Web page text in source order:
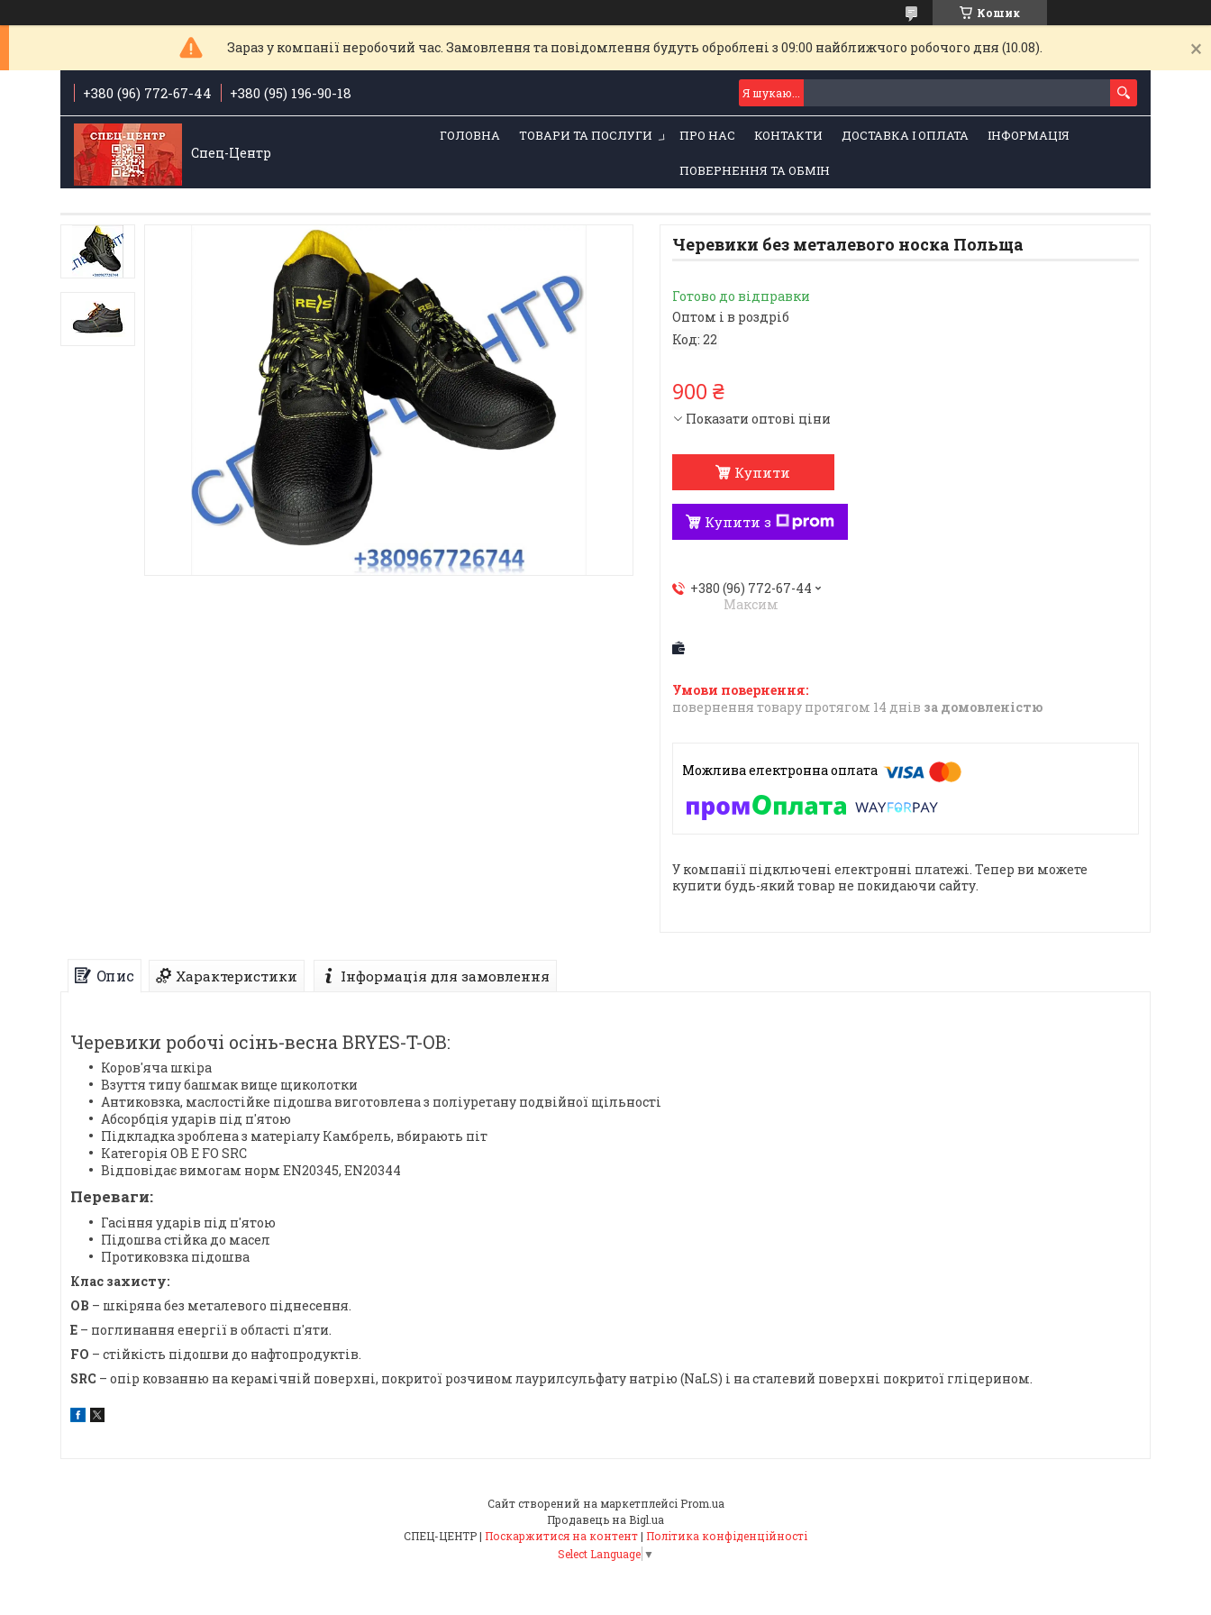
Кошик
Зараз у компанії неробочий час. Замовлення та повідомлення будуть оброблені з 09:00 найближчого робочого дня (10.08).
+380 (96) 772-67-44 +380 (95) 196-90-18
Спец-Центр
ГОЛОВНА ТОВАРИ ТА ПОСЛУГИ ПРО НАС КОНТАКТИ ДОСТАВКА І ОПЛАТА ІНФОРМАЦІЯ
ПОВЕРНЕННЯ ТА ОБМІН
Черевики без металевого носка Польща
Готово до відправки
Оптом і в роздріб
Код: 22
900 ₴
Показати оптові ціни
Купити
Купити з
+380 (96) 772-67-44
Максим
повернення товару протягом 14 днів за домовленістю
У компанії підключені електронні платежі. Тепер ви можете
купити будь-який товар не покидаючи сайту.
Опис Характеристики Інформація для замовлення
Черевики робочі осінь-весна BRYES-T-OB:
Коров'яча шкіра
Взуття типу башмак вище щиколотки
Антиковзка, маслостійке підошва виготовлена з поліуретану подвійної щільності
Абсорбція ударів під п'ятою
Підкладка зроблена з матеріалу Камбрель, вбирають піт
Категорія OB E FO SRC
Відповідає вимогам норм EN20345, EN20344
Переваги:
Гасіння ударів під п'ятою
Підошва стійка до масел
Протиковзка підошва
Клас захисту:
OB – шкіряна без металевого піднесення.
E – поглинання енергії в області п'яти.
FO – стійкість підошви до нафтопродуктів.
SRC – опір ковзанню на керамічній поверхні, покритої розчином лаурилсульфату натрію (NaLS) і на сталевий поверхні покритої гліцерином.
Сайт створений на маркетплейсі Prom.ua
Продавець на Bigl.ua
СПЕЦ-ЦЕНТР | Поскаржитися на контент| Політика конфіденційності
Select Language ▼